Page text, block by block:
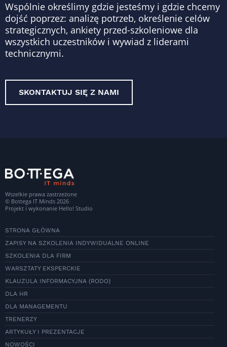
Wspólnie określimy gdzie jesteśmy i gdzie chcemy
dojść poprzez: analizę potrzeb, określenie celów
strategicznych, ankiety przed-szkoleniowe dla
wszystkich uczestników i wywiad z liderami
technicznymi.
SKONTAKTUJ SIĘ Z NAMI
Wszelkie prawa zastrzeżone
© Bottega IT Minds 2026
Projekt i wykonanie Hello! Studio
STRONA GŁÓWNA
ZAPISY NA SZKOLENIA INDYWIDUALNE ONLINE
SZKOLENIA DLA FIRM
WARSZTATY EKSPERCKIE
KLAUZULA INFORMACYJNA (RODO)
DLA HR
DLA MANAGEMENTU
TRENERZY
ARTYKUŁY I PREZENTACJE
NOWOŚCI